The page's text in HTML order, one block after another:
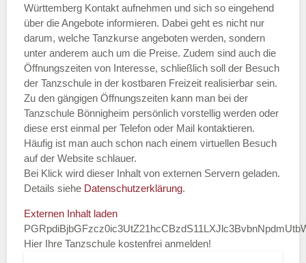
Württemberg Kontakt aufnehmen und sich so eingehend
über die Angebote informieren. Dabei geht es nicht nur
darum, welche Tanzkurse angeboten werden, sondern
unter anderem auch um die Preise. Zudem sind auch die
Öffnungszeiten von Interesse, schließlich soll der Besuch
der Tanzschule in der kostbaren Freizeit realisierbar sein.
Zu den gängigen Öffnungszeiten kann man bei der
Tanzschule Bönnigheim persönlich vorstellig werden oder
diese erst einmal per Telefon oder Mail kontaktieren.
Häufig ist man auch schon nach einem virtuellen Besuch
auf der Website schlauer.
Bei Klick wird dieser Inhalt von externen Servern geladen.
Details siehe Datenschutzerklärung.
Externen Inhalt laden
Hier Ihre Tanzschule kostenfrei anmelden!